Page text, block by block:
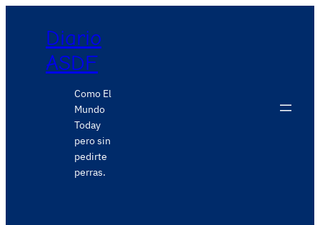
Diario
ASDF
Como El
Mundo
Today
pero sin
pedirte
perras.